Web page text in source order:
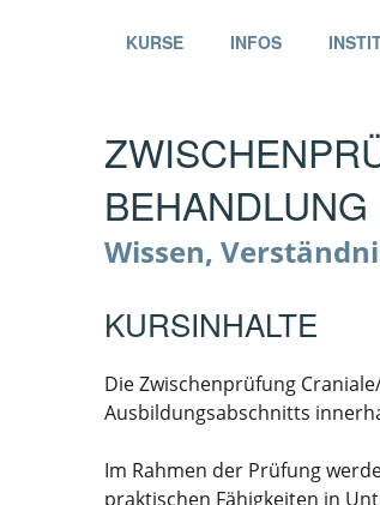
KURSE INFOS
BEHANDLUNG
Wissen,
KURSINHALTE
Die Zwischenprüfung
Ausbildungsabschnitts
Im Rahmen der Prüfung
praktischen Fähigkeiten in